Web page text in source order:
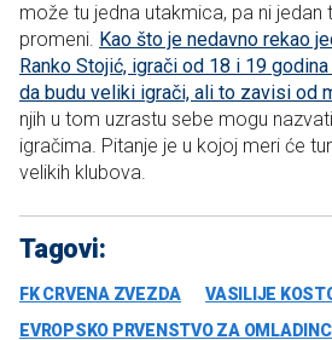
može tu jedna utakmica, pa ni jedan
promeni. Kao što je nedavno rekao
Ranko Stojić, igrači od 18 i 19
da budu veliki igrači, ali to zavisi od
njih u tom uzrastu sebe mogu
igračima. Pitanje je u kojoj meri će
velikih klubova.
Tagovi:
FK CRVENA ZVEZDA VASILIJE
EVROPSKO PRVENSTVO ZA